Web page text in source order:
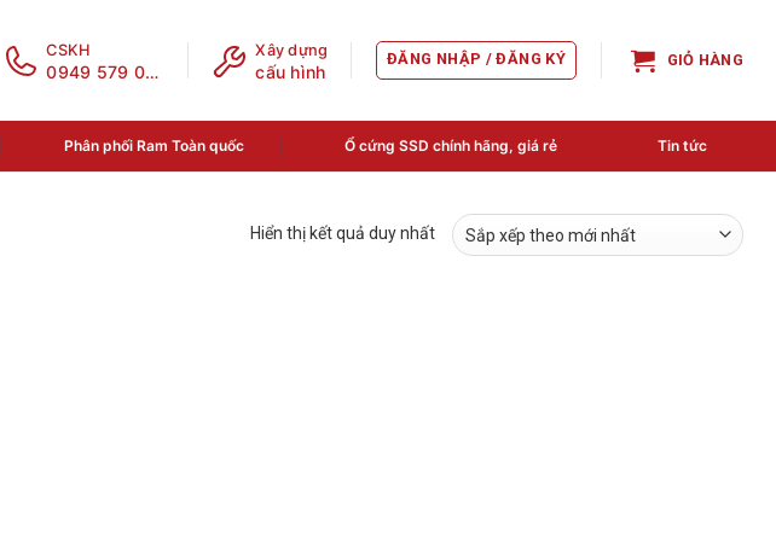
CSKH
0949 579 078
Xây dựng
cấu hình
ĐĂNG NHẬP / ĐĂNG KÝ GIỎ HÀNG
Phân phối Ram Toàn quốc Ổ cứng SSD chính hãng, giá rẻ Tin tức
Hiển thị kết quả duy nhất